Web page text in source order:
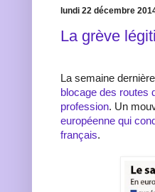
lundi 22 décembre
La grève
La semaine
blocage des routes
profession. Un
européenne qui
français.